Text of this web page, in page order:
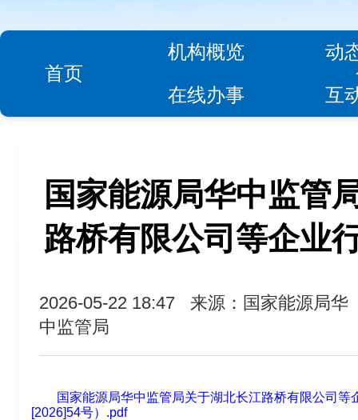
首页
机构概览
动
在线办事
互
国家能源局华中监管
路桥有限公司等企业
2026-05-22 18:47
来源：国家能源局华
中监管局
国家能源局华中监管局关于湖北长江路桥有限公司
[2026]54号）.pdf